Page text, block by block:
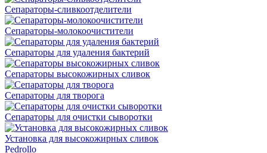
Сепараторы-сливкоотделители
Сепараторы-молокоочистители
Сепараторы для удаления бактерий
Сепараторы высокожирных сливок
Сепараторы для творога
Сепараторы для очистки сыворотки
Установка для высокожирных сливок
Pedrollo